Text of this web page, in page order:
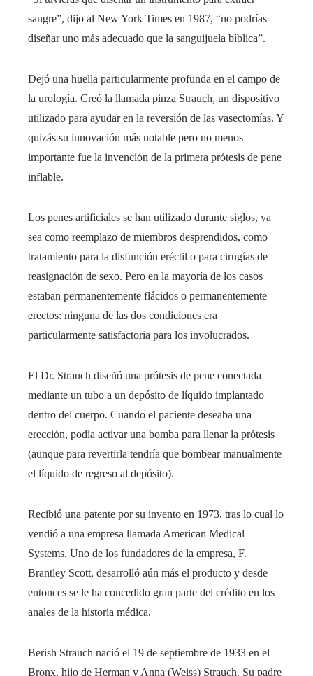
sangre”, dijo al New York Times en 1987, “no podrías
diseñar uno más adecuado que la sanguijuela bíblica”.
Dejó una huella particularmente profunda en el campo de
la urología. Creó la llamada pinza Strauch, un dispositivo
utilizado para ayudar en la reversión de las vasectomías. Y
quizás su innovación más notable pero no menos
importante fue la invención de la primera prótesis de pene
inflable.
Los penes artificiales se han utilizado durante siglos, ya
sea como reemplazo de miembros desprendidos, como
tratamiento para la disfunción eréctil o para cirugías de
reasignación de sexo. Pero en la mayoría de los casos
estaban permanentemente flácidos o permanentemente
erectos: ninguna de las dos condiciones era
particularmente satisfactoria para los involucrados.
El Dr. Strauch diseñó una prótesis de pene conectada
mediante un tubo a un depósito de líquido implantado
dentro del cuerpo. Cuando el paciente deseaba una
erección, podía activar una bomba para llenar la prótesis
(aunque para revertirla tendría que bombear manualmente
el líquido de regreso al depósito).
Recibió una patente por su invento en 1973, tras lo cual lo
vendió a una empresa llamada American Medical
Systems. Uno de los fundadores de la empresa, F.
Brantley Scott, desarrolló aún más el producto y desde
entonces se le ha concedido gran parte del crédito en los
anales de la historia médica.
Berish Strauch nació el 19 de septiembre de 1933 en el
Bronx, hijo de Herman y Anna (Weiss) Strauch. Su padre